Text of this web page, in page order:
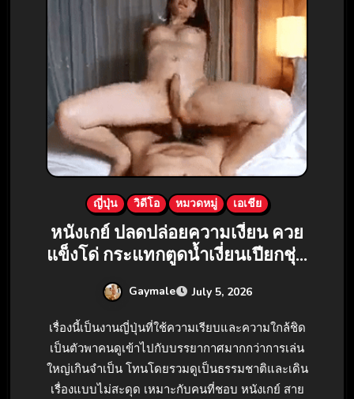
ญี่ปุ่น วิดีโอ หมวดหมู่ เอเชีย
หนังเกย์ ปลดปล่อยความเงี่ยน ควย
แข็งโด่ กระแทกตูดน้ำเงี่ยนเปียกชุ่ม
Gaymale July 5, 2026
เรื่องนี้เป็นงานญี่ปุ่นที่ใช้ความเรียบและความใกล้ชิด
เป็นตัวพาคนดูเข้าไปกับบรรยากาศมากกว่าการเล่น
ใหญ่เกินจำเป็น โทนโดยรวมดูเป็นธรรมชาติและเดิน
เรื่องแบบไม่สะดุด เหมาะกับคนที่ชอบ หนังเกย์ สาย